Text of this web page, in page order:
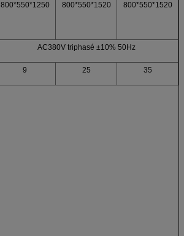
800*550*1250 800*550*1520 800*550*1520
AC380V triphasé ±10% 50Hz
9 25 35